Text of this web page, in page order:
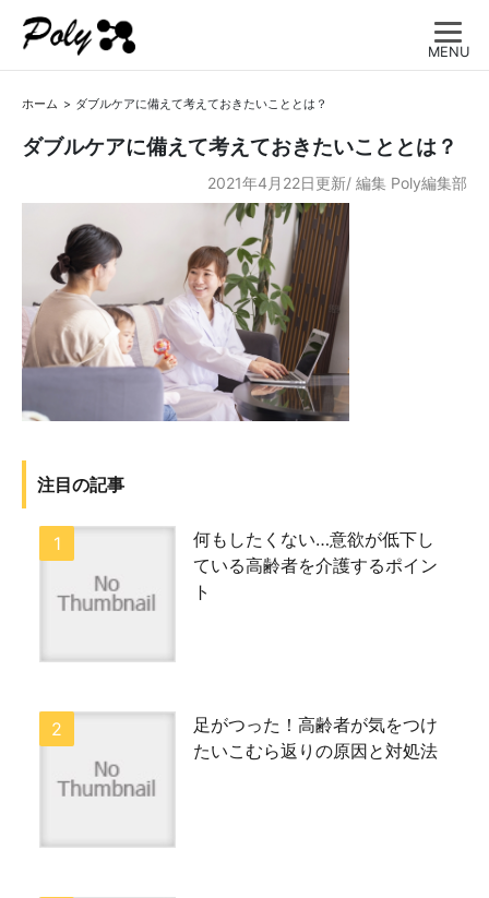
MENU
ホーム ダブルケアに備えて考えておきたいこととは？
ダブルケアに備えて考えておきたいこととは？
2021年4月22日更新/ 編集 Poly編集部
注目の記事
何もしたくない…意欲が低下し
ている高齢者を介護するポイン
ト
足がつった！高齢者が気をつけ
たいこむら返りの原因と対処法